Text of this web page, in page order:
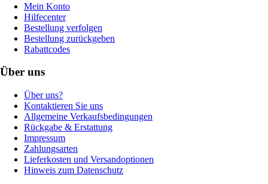
Mein Konto
Hilfecenter
Bestellung verfolgen
Bestellung zurückgeben
Rabattcodes
Über uns
Über uns?
Kontaktieren Sie uns
Allgemeine Verkaufsbedingungen
Rückgabe & Erstattung
Impressum
Zahlungsarten
Lieferkosten und Versandoptionen
Hinweis zum Datenschutz